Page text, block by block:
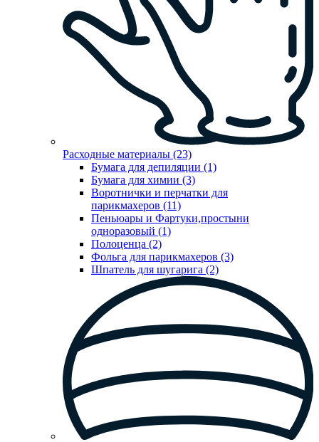
Расходные материалы (23)
Бумага для депиляции (1)
Бумага для химии (3)
Воротнички и перчатки для
парикмахеров (11)
Пеньюары и Фартуки,простыни
одноразовый (1)
Полоценца (2)
Фольга для парикмахеров (3)
Шпатель для шугарига (2)